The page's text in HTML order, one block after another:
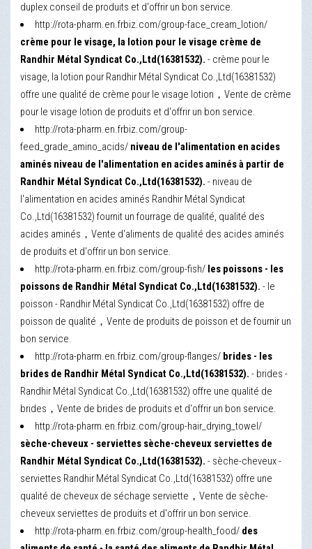
duplex conseil de produits et d'offrir un bon service.
http://rota-pharm.en.frbiz.com/group-face_cream_lotion/
crème pour le visage, la lotion pour le visage crème de
Randhir Métal Syndicat Co.,Ltd(16381532). - crème pour le
visage, la lotion pour Randhir Métal Syndicat Co.,Ltd(16381532)
offre une qualité de crème pour le visage lotion，Vente de crème
pour le visage lotion de produits et d'offrir un bon service.
http://rota-pharm.en.frbiz.com/group-
feed_grade_amino_acids/ niveau de l'alimentation en acides
aminés niveau de l'alimentation en acides aminés à partir de
Randhir Métal Syndicat Co.,Ltd(16381532). - niveau de
l'alimentation en acides aminés Randhir Métal Syndicat
Co.,Ltd(16381532) fournit un fourrage de qualité, qualité des
acides aminés，Vente d'aliments de qualité des acides aminés
de produits et d'offrir un bon service.
http://rota-pharm.en.frbiz.com/group-fish/ les poissons - les
poissons de Randhir Métal Syndicat Co.,Ltd(16381532). - le
poisson - Randhir Métal Syndicat Co.,Ltd(16381532) offre de
poisson de qualité，Vente de produits de poisson et de fournir un
bon service.
http://rota-pharm.en.frbiz.com/group-flanges/ brides - les
brides de Randhir Métal Syndicat Co.,Ltd(16381532). - brides -
Randhir Métal Syndicat Co.,Ltd(16381532) offre une qualité de
brides，Vente de brides de produits et d'offrir un bon service.
http://rota-pharm.en.frbiz.com/group-hair_drying_towel/
sèche-cheveux - serviettes sèche-cheveux serviettes de
Randhir Métal Syndicat Co.,Ltd(16381532). - sèche-cheveux -
serviettes Randhir Métal Syndicat Co.,Ltd(16381532) offre une
qualité de cheveux de séchage serviette，Vente de sèche-
cheveux serviettes de produits et d'offrir un bon service.
http://rota-pharm.en.frbiz.com/group-health_food/ des